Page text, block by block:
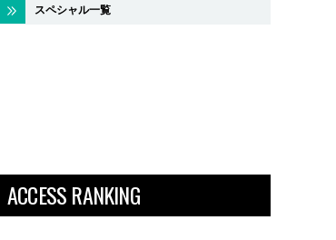
スペシャル一覧
ACCESS RANKING